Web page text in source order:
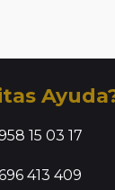
15 03 17
413 409